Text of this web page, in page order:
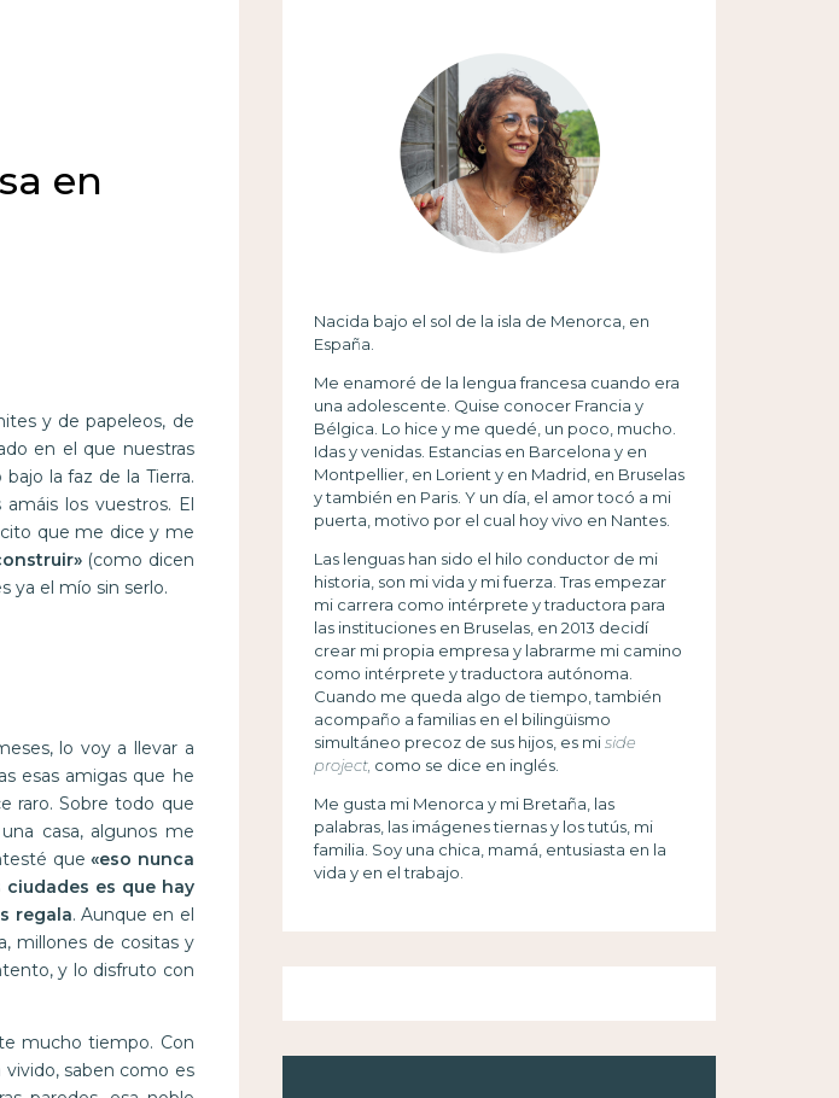
en
y de papeleos, de
en el que nuestras
la faz de la Tierra.
los vuestros. El
que me dice y me
(como dicen
ya el mío sin serlo.
lo voy a llevar a
esas amigas que he
raro. Sobre todo que
casa, algunos me
que«eso nunca
es que hay
regala. Aunque en el
millones de cositas y
y lo disfruto con
mucho tiempo. Con
saben como es
Nacida bajo el sol de la isla de Menorca, en
España.
Me enamoré de la lengua francesa cuando era
una adolescente. Quise conocer Francia y
Bélgica. Lo hice y me quedé, un poco, mucho.
Idas y venidas. Estancias en Barcelona y en
Montpellier, en Lorient y en Madrid, en Bruselas
y también en Paris. Y un día, el amor tocó a mi
puerta, motivo por el cual hoy vivo en Nantes.
Las lenguas han sido el hilo conductor de mi
historia, son mi vida y mi fuerza. Tras empezar
mi carrera como intérprete y traductora para
las instituciones en Bruselas, en 2013 decidí
crear mi propia empresa y labrarme mi camino
como intérprete y traductora autónoma.
Cuando me queda algo de tiempo, también
acompaño a familias en el bilingüismo
simultáneo precoz de sus hijos, es mi side
project, como se dice en inglés.
Me gusta mi Menorca y mi Bretaña, las
palabras, las imágenes tiernas y los tutús, mi
familia. Soy una chica, mamá, entusiasta en la
vida y en el trabajo.